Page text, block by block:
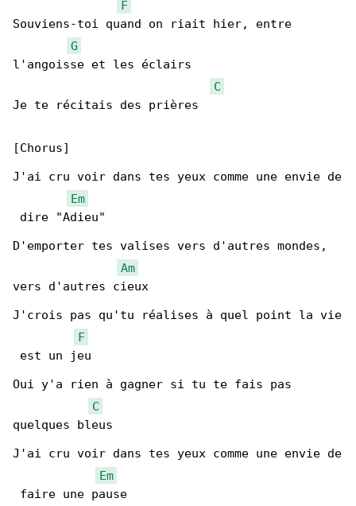
F
Souviens-toi quand on riait hier, entre
G
l'angoisse et les éclairs
C
Je te récitais des prières
[Chorus]
J'ai cru voir dans tes yeux comme une envie de
Em
dire "Adieu"
D'emporter tes valises vers d'autres mondes,
Am
vers d'autres cieux
J'crois pas qu'tu réalises à quel point la vie
F
est un jeu
Oui y'a rien à gagner si tu te fais pas
C
quelques bleus
J'ai cru voir dans tes yeux comme une envie de
Em
faire une pause